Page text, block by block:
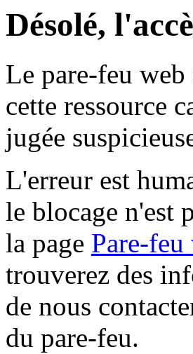
Désolé,
Le pare-feu
cette ressource
jugée
L'erreur est
le blocage n'est
la page Pare-
trouverez des
de nous
du pare-feu.